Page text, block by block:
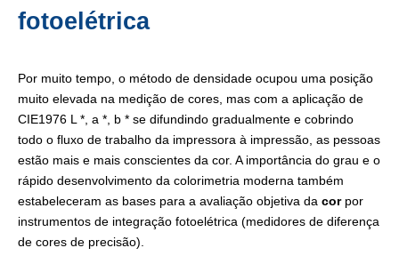
fotoelétrica
Por muito tempo, o método de densidade ocupou uma posição
muito elevada na medição de cores, mas com a aplicação de
CIE1976 L *, a *, b * se difundindo gradualmente e cobrindo
todo o fluxo de trabalho da impressora à impressão, as pessoas
estão mais e mais conscientes da cor. A importância do grau e o
rápido desenvolvimento da colorimetria moderna também
estabeleceram as bases para a avaliação objetiva da cor por
instrumentos de integração fotoelétrica (medidores de diferença
de cores de precisão).